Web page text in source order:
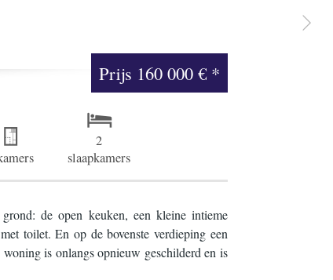
Prijs 160 000 € *
2
slaapkamers
de open keuken, een kleine intieme
toilet. En op de bovenste verdieping een
woning is onlangs opnieuw geschilderd en is